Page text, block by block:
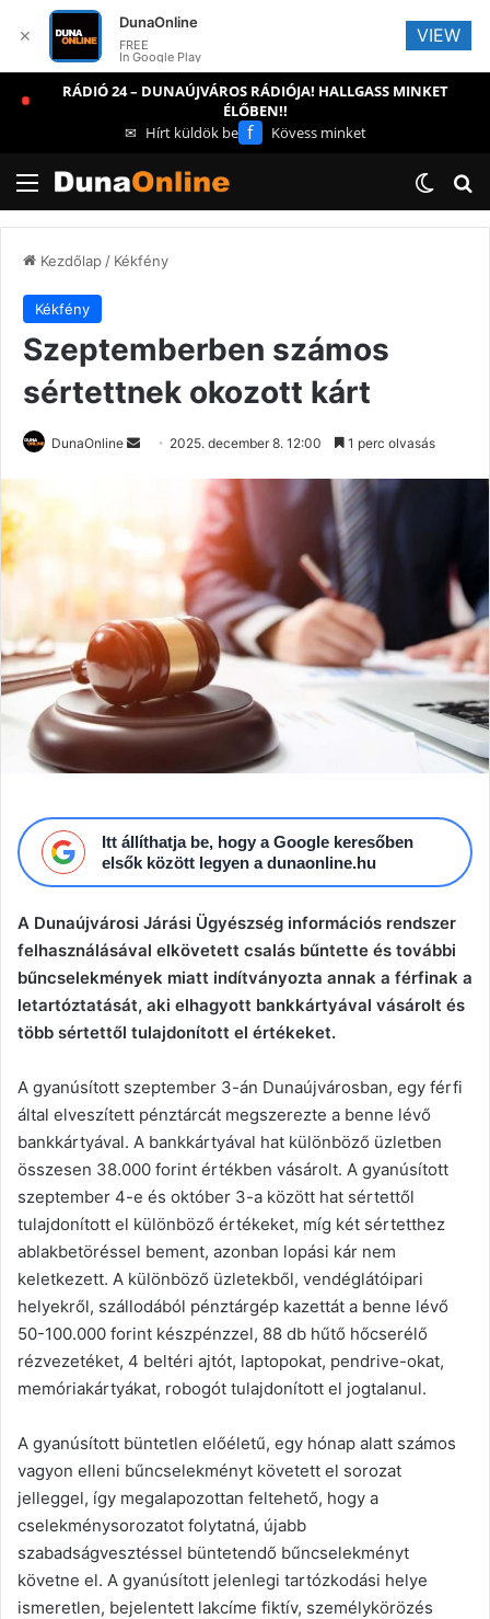
RÁDIÓ 24 – DUNAÚJVÁROS RÁDIÓJA! HALLGASS MINKET
ÉLŐBEN!!
✉ Hírt küldök be f Kövess minket
Menü
Kezdőlap/ Kékfény
Kékfény
Szeptemberben számos
sértettnek okozott kárt
DunaOnline
Send 2025. december 8. 12:00 1 perc olvasás
Itt állíthatja be, hogy a Google keresőben
elsők között legyen a dunaonline.hu
A Dunaújvárosi Járási Ügyészség információs rendszer
felhasználásával elkövetett csalás bűntette és további
bűncselekmények miatt indítványozta annak a férfinak a
letartóztatását, aki elhagyott bankkártyával vásárolt és
több sértettől tulajdonított el értékeket.
A gyanúsított szeptember 3-án Dunaújvárosban, egy férfi
által elveszített pénztárcát megszerezte a benne lévő
bankkártyával. A bankkártyával hat különböző üzletben
összesen 38.000 forint értékben vásárolt. A gyanúsított
szeptember 4-e és október 3-a között hat sértettől
tulajdonított el különböző értékeket, míg két sértetthez
ablakbetöréssel bement, azonban lopási kár nem
keletkezett. A különböző üzletekből, vendéglátóipari
helyekről, szállodából pénztárgép kazettát a benne lévő
50-100.000 forint készpénzzel, 88 db hűtő hőcserélő
rézvezetéket, 4 beltéri ajtót, laptopokat, pendrive-okat,
memóriakártyákat, robogót tulajdonított el jogtalanul.
A gyanúsított büntetlen előéletű, egy hónap alatt számos
vagyon elleni bűncselekményt követett el sorozat
jelleggel, így megalapozottan feltehető, hogy a
cselekménysorozatot folytatná, újabb
szabadságvesztéssel büntetendő bűncselekményt
követne el. A gyanúsított jelenlegi tartózkodási helye
ismeretlen, bejelentett lakcíme fiktív, személykörözés
✕
DunaOnline
FREE
In Google Play
VIEW